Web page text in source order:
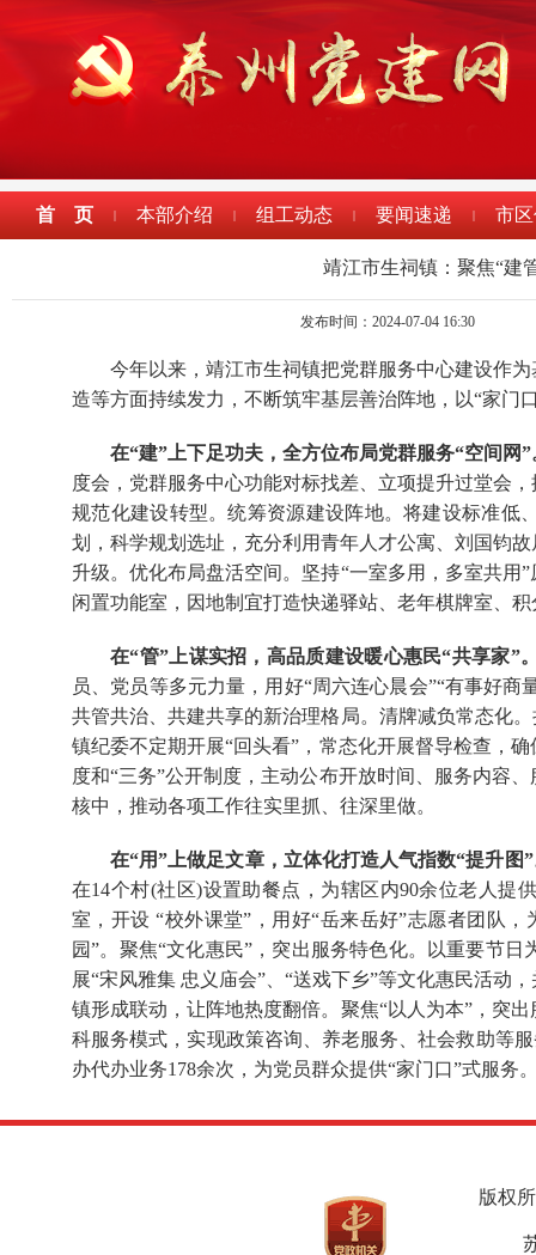
首 页 | 本部介绍 | 组工动态 | 要闻速递 | 市
靖江市生祠镇：聚焦“建
发布时间：2024-07-04 16:30
今年以来，靖江市生祠镇把党群服务中心建设作
造等方面持续发力，不断筑牢基层善治阵地，以“家门
在“建”上下足功夫，全方位布局党群服务“空间网”
度会，党群服务中心功能对标找差、立项提升过堂会
规范化建设转型。统筹资源建设阵地。将建设标准低
划，科学规划选址，充分利用青年人才公寓、刘国钧
升级。优化布局盘活空间。坚持“一室多用，多室共
闲置功能室，因地制宜打造快递驿站、老年棋牌室、
在“管”上谋实招，高品质建设暖心惠民“共享家”
员、党员等多元力量，用好“周六连心晨会”“有事好
共管共治、共建共享的新治理格局。清牌减负常态化
镇纪委不定期开展“回头看”，常态化开展督导检查，
度和“三务”公开制度，主动公布开放时间、服务内容
核中，推动各项工作往实里抓、往深里做。
在“用”上做足文章，立体化打造人气指数“提升图
在14个村(社区)设置助餐点，为辖区内90余位老人提
室，开设 “校外课堂”，用好“岳来岳好”志愿者团队
园”。聚焦“文化惠民”，突出服务特色化。以重要节
展“宋风雅集 忠义庙会”、“送戏下乡”等文化惠民活动
镇形成联动，让阵地热度翻倍。聚焦“以人为本”，突
科服务模式，实现政策咨询、养老服务、社会救助等
办代办业务178余次，为党员群众提供“家门口”式服务
版权